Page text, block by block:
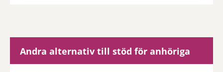
Andra alternativ till stöd för anhöriga